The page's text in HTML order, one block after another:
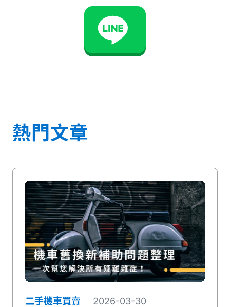
熱門文章
二手機車買賣 2026-03-30